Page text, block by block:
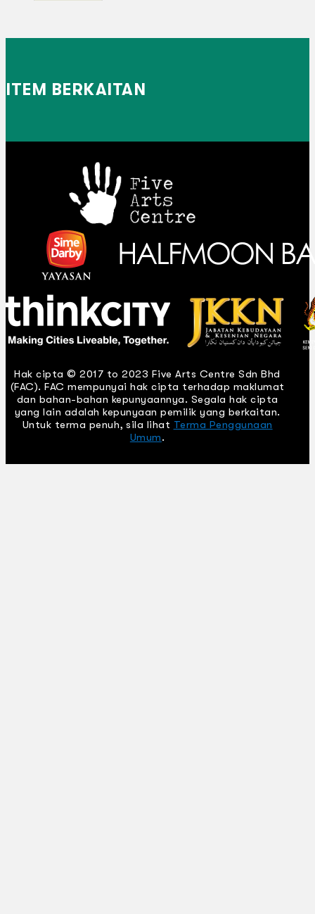
ITEM BERKAITAN
Hak cipta © 2017 to 2023 Five Arts Centre Sdn Bhd
(FAC). FAC mempunyai hak cipta terhadap maklumat
dan bahan-bahan kepunyaannya. Segala hak cipta
yang lain adalah kepunyaan pemilik yang berkaitan.
Untuk terma penuh, sila lihat Terma Penggunaan
Umum.